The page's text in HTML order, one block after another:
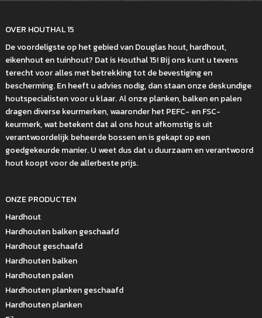
OVER HOUTHAL 15
De voordeligste op het gebied van Douglas hout, hardhout,
eikenhout en tuinhout? Dat is Houthal 15! Bij ons kunt u tevens
terecht voor alles met betrekking tot de bevestiging en
bescherming. En heeft u advies nodig, dan staan onze deskundige
houtspecialisten voor u klaar. Al onze planken, balken en palen
dragen diverse keurmerken, waaronder het PEFC- en FSC-
keurmerk, wat betekent dat al ons hout afkomstig is uit
verantwoordelijk beheerde bossen en is gekapt op een
goedgekeurde manier. U weet dus dat u duurzaam en verantwoord
hout koopt voor de allerbeste prijs.
ONZE PRODUCTEN
Hardhout
Hardhouten balken geschaafd
Hardhout geschaafd
Hardhouten balken
Hardhouten palen
Hardhouten planken geschaafd
Hardhouten planken